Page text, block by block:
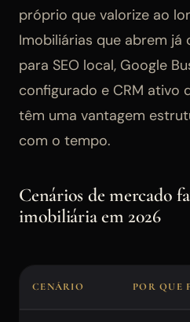
próprio que valorize ao
Imobiliárias que abrem
para SEO local, Google
configurado e CRM ativo
têm uma vantagem
com o tempo.
Cenários de mercado
imobiliária em 2026
CENÁRIO POR QUE